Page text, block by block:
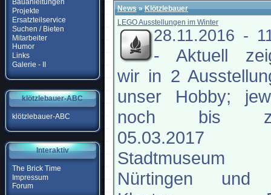
Bauanleitungen
Projekte
Ersatzteilservice
Suchen / Bieten
Mitarbeiter
Humor
Links
Galerie - II
klötzlebauer-ABC
klötzlebauer-ABC
Interaktiv
The Brick Time
Impressum
Forum
News»Klötzlebauer
LEGO Ausstellungen im Winter
28.11.2016 -
- Aktuell
wir in 2
unser Hobby;
noch bis
05.03.2017
Stadtmuseum
Nürtingen und